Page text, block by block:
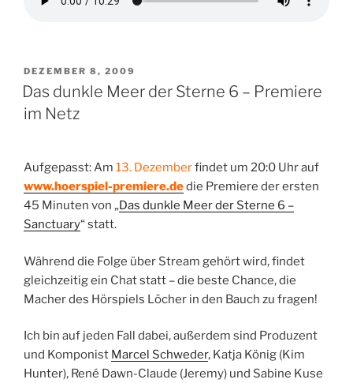
VERÖFFENTLICHT
AM
DEZEMBER 8, 2009
Das dunkle Meer der Sterne 6 – Premiere
im Netz
Aufgepasst: Am 13. Dezemberfindet um 20:0 Uhr auf
www.hoerspiel-premiere.dedie Premiere der ersten
45 Minuten von „Das dunkle Meer der Sterne 6 –
Sanctuary“ statt.
Während die Folge über Stream gehört wird, findet
gleichzeitig ein Chat statt – die beste Chance, die
Macher des Hörspiels Löcher in den Bauch zu fragen!
Ich bin auf jeden Fall dabei, außerdem sind Produzent
und Komponist Marcel Schweder, Katja König (Kim
Hunter), René Dawn-Claude (Jeremy) und Sabine Kuse